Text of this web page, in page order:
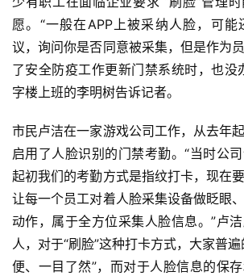
愿。“一般在APP上被采纳人脸，可
议，询问你是否同意被采集，但是作为
了安全防疫工作更新门禁系统时，也没
字楼上班的李明树告诉记者。
市民卢洁在一家游戏公司工作，从去年
启用了人脸识别的门禁考勤。“当时公司
起初我们的考勤方式是指纹打卡，现在
让每一个员工对着人脸采集设备做眨眼
动作，属于全方位采集人脸信息。”卢
人，对于“刷脸”这种打卡方式，大家普
便、一目了然”，而对于人脸信息的保